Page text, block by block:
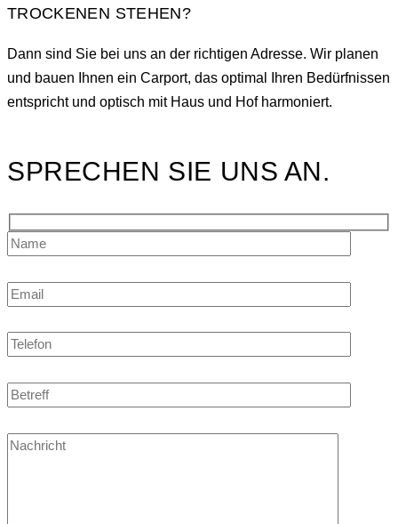
TROCKENEN STEHEN?
Dann sind Sie bei uns an der richtigen Adresse. Wir planen
und bauen Ihnen ein Carport, das optimal Ihren Bedürfnissen
entspricht und optisch mit Haus und Hof harmoniert.
SPRECHEN SIE UNS AN.